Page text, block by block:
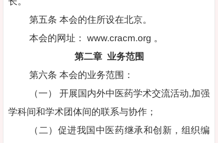
第五条 本会的住所设在北京。
本会的网址： www.cracm.org 。
第二章 业务范围
第六条 本会的业务范围：
（一） 开展国内外中医药学术交流活动,加强
学科间和学术团体间的联系与协作；
（二）促进我国中医药继承和创新，组织编